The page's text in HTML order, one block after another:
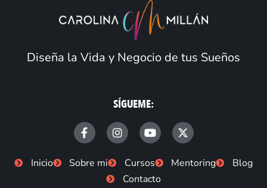
Diseña la Vida y Negocio de tus Sueños
SÍGUEME:
F
a
c
e
b
I
n
s
Y
o
u
t
u
b
X
-
t
w
i
Inicio Sobre mi Cursos Mentoring
Blog
Contacto